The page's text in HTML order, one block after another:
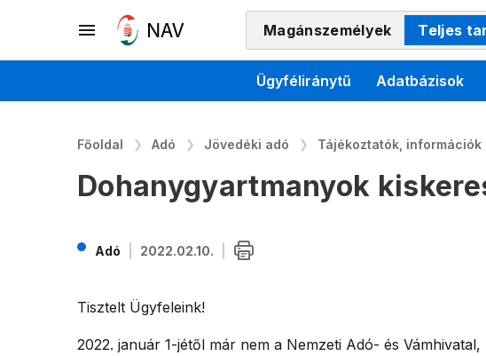
Magánszemélyek Teljes
Ügyféliránytű Adatbázisok
Főoldal Adó Jövedéki adó Tájékoztatók, információk
Dohanygyartmanyok
Adó 2022.02.10.
Tisztelt Ügyfeleink!
2022. január 1-jétől már nem a Nemzeti Adó- és